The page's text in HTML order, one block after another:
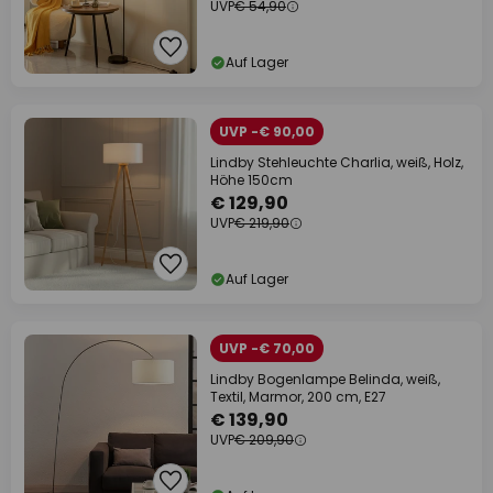
UVP€ 54,90
Auf Lager
UVP -€ 90,00
Lindby Stehleuchte Charlia, weiß, Holz,
Höhe 150cm
€ 129,90
UVP€ 219,90
Auf Lager
UVP -€ 70,00
Lindby Bogenlampe Belinda, weiß,
Textil, Marmor, 200 cm, E27
€ 139,90
UVP€ 209,90